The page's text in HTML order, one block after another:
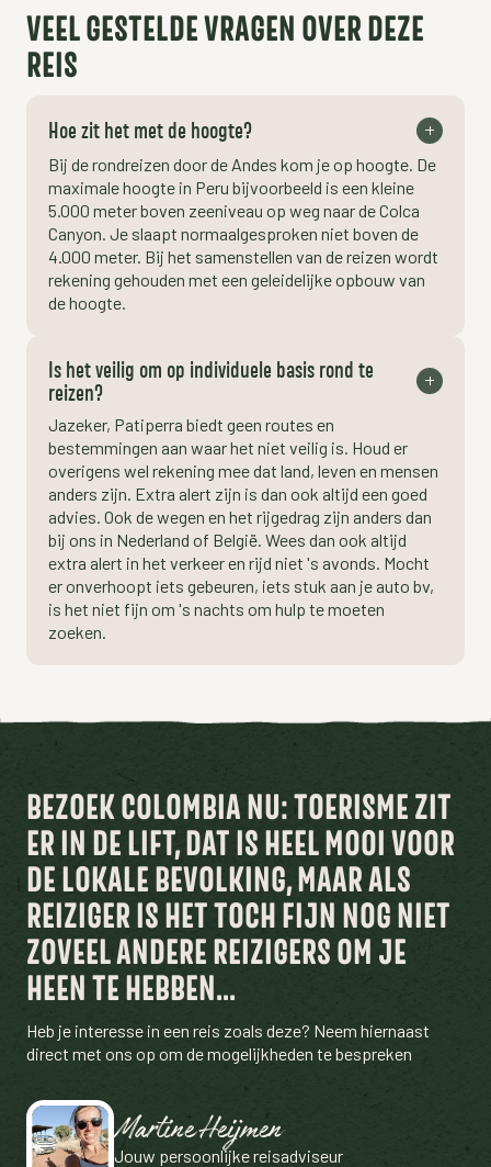
VEEL GESTELDE VRAGEN OVER DEZE
REIS
Hoe zit het met de hoogte?
Bij de rondreizen door de Andes kom je op hoogte. De
maximale hoogte in Peru bijvoorbeeld is een kleine
5.000 meter boven zeeniveau op weg naar de Colca
Canyon. Je slaapt normaalgesproken niet boven de
4.000 meter. Bij het samenstellen van de reizen wordt
rekening gehouden met een geleidelijke opbouw van
de hoogte.
Is het veilig om op individuele basis rond te
reizen?
Jazeker, Patiperra biedt geen routes en
bestemmingen aan waar het niet veilig is. Houd er
overigens wel rekening mee dat land, leven en mensen
anders zijn. Extra alert zijn is dan ook altijd een goed
advies. Ook de wegen en het rijgedrag zijn anders dan
bij ons in Nederland of België. Wees dan ook altijd
extra alert in het verkeer en rijd niet 's avonds. Mocht
er onverhoopt iets gebeuren, iets stuk aan je auto bv,
is het niet fijn om 's nachts om hulp te moeten
zoeken.
BEZOEK COLOMBIA NU: TOERISME ZIT
ER IN DE LIFT, DAT IS HEEL MOOI VOOR
DE LOKALE BEVOLKING, MAAR ALS
REIZIGER IS HET TOCH FIJN NOG NIET
ZOVEEL ANDERE REIZIGERS OM JE
HEEN TE HEBBEN...
Heb je interesse in een reis zoals deze? Neem hiernaast
direct met ons op om de mogelijkheden te bespreken
Martine Heijmen
Jouw persoonlijke reisadviseur